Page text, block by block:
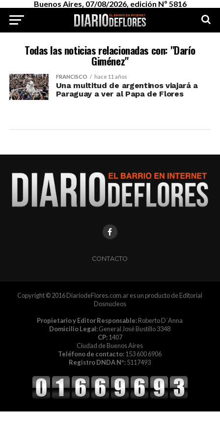
Buenos Aires, 07/08/2026, edición Nº 5816
Todas las noticias relacionadas con: "Darío
Giménez"
FRANCISCO hace 11 años
Una multitud de argentinos viajará a
Paraguay a ver al Papa de Flores
CONTACTO
Copyright © 2016 DiariodeFlores.com.ar es un producto de Editorial
Dosnucleos
Propietario y Editor Responsable:Roberto D´Anna
Domicilio Legal:General José Bustillo 3348
CP:1407
Ciudad de Buenos Aires
Teléfono de contacto:153 600 6906
Registro DNDA Nº:5117493